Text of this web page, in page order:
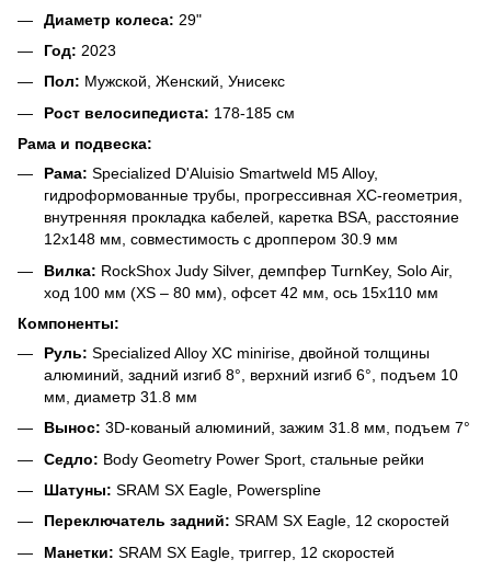
Диаметр колеса: 29"
Год: 2023
Пол: Мужской, Женский, Унисекс
Рост велосипедиста: 178-185 см
Рама и подвеска:
Рама: Specialized D'Aluisio Smartweld M5 Alloy,
гидроформованные трубы, прогрессивная XC-геометрия,
внутренняя прокладка кабелей, каретка BSA, расстояние
12x148 мм, совместимость с дроппером 30.9 мм
Вилка: RockShox Judy Silver, демпфер TurnKey, Solo Air,
ход 100 мм (XS – 80 мм), офсет 42 мм, ось 15x110 мм
Компоненты:
Руль: Specialized Alloy XC minirise, двойной толщины
алюминий, задний изгиб 8°, верхний изгиб 6°, подъем 10
мм, диаметр 31.8 мм
Вынос: 3D-кованый алюминий, зажим 31.8 мм, подъем 7°
Седло: Body Geometry Power Sport, стальные рейки
Шатуны: SRAM SX Eagle, Powerspline
Переключатель задний: SRAM SX Eagle, 12 скоростей
Манетки: SRAM SX Eagle, триггер, 12 скоростей